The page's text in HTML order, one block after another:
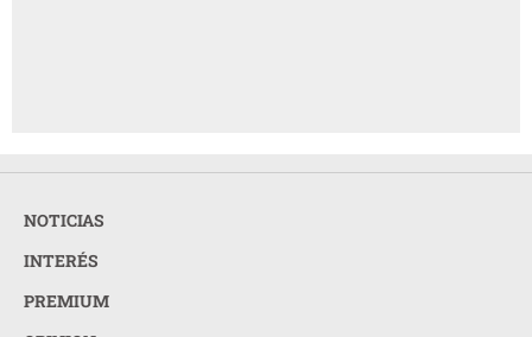
NOTICIAS
INTERÉS
PREMIUM